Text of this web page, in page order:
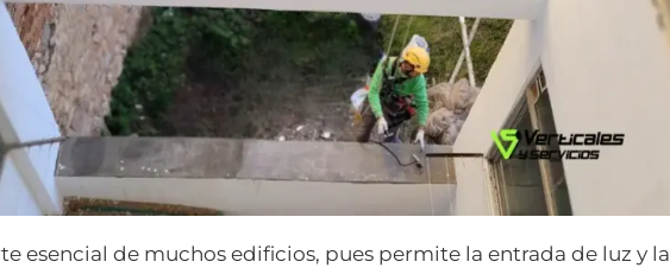
esencial de muchos edificios, pues permite la entrada de luz y la